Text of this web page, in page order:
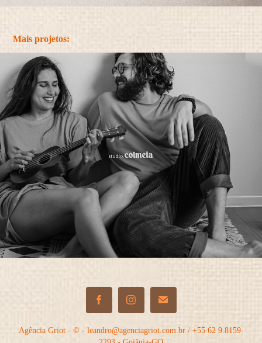
Mais projetos:
Agência Griot - © - leandro@agenciagriot.com.br / +55 62 9.8159-